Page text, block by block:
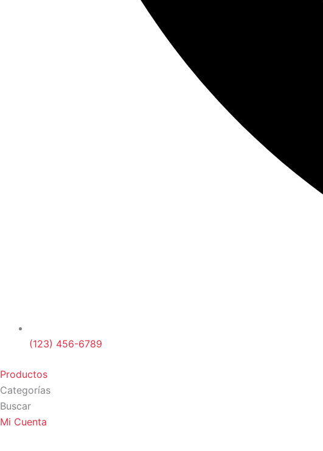
(123) 456-6789
Productos
Categorías
Buscar
Mi Cuenta